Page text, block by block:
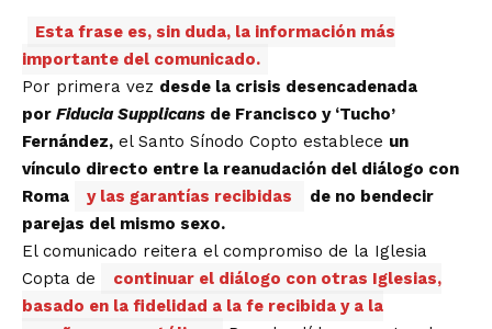
Esta frase es, sin duda, la información más
importante del comunicado.
Por primera vez desde la crisis desencadenada
por Fiducia Supplicans de Francisco y ‘Tucho’
Fernández, el Santo Sínodo Copto establece un
vínculo directo entre la reanudación del diálogo con
Roma
y las garantías recibidas
de no bendecir
parejas del mismo sexo.
El comunicado reitera el compromiso de la Iglesia
Copta de
continuar el diálogo con otras Iglesias,
basado en la fidelidad a la fe recibida y a la